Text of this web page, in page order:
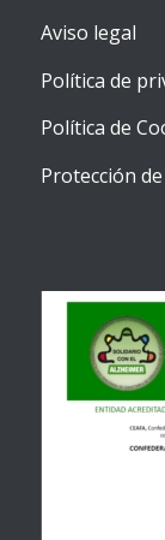
Aviso legal
Política de
Política de
Protección